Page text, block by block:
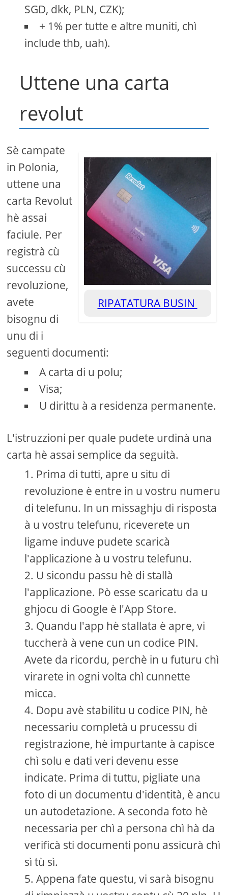
SGD, dkk, PLN, CZK);
+ 1% per tutte e altre muniti, chì
include thb, uah).
Uttene una carta
revolut
RIPATATURA BUSIN
Sè campate
in Polonia,
uttene una
carta Revolut
hè assai
faciule. Per
registrà cù
successu cù
revoluzione,
avete
bisognu di
unu di i
seguenti documenti:
A carta di u polu;
Visa;
U dirittu à a residenza permanente.
L'istruzzioni per quale pudete urdinà una
carta hè assai semplice da seguità.
Prima di tutti, apre u situ di
revoluzione è entre in u vostru numeru
di telefunu. In un missaghju di risposta
à u vostru telefunu, riceverete un
ligame induve pudete scaricà
l'applicazione à u vostru telefunu.
U sicondu passu hè di stallà
l'applicazione. Pò esse scaricatu da u
ghjocu di Google è l'App Store.
Quandu l'app hè stallata è apre, vi
tuccherà à vene cun un codice PIN.
Avete da ricordu, perchè in u futuru chì
virarete in ogni volta chì cunnette
micca.
Dopu avè stabilitu u codice PIN, hè
necessariu completà u prucessu di
registrazione, hè impurtante à capisce
chì solu e dati veri devenu esse
indicate. Prima di tuttu, pigliate una
foto di un documentu d'identità, è ancu
un autodetazione. A seconda foto hè
necessaria per chì a persona chì hà da
verificà sti documenti ponu assicurà chì
sì tù sì.
Appena fate questu, vi sarà bisognu